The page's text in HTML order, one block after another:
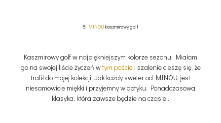
8. MINOU kaszmirowy golf
Kaszmirowy golf w najpiękniejszym kolorze sezonu. Miałam
go na swojej liście życzeń wtym pościei szalenie cieszę się, że
trafił do mojej kolekcji. Jak każdy sweter od MINOU, jest
niesamowicie miękki i przyjemny w dotyku. Ponadczasowa
klasyka, która zawsze będzie na czasie..